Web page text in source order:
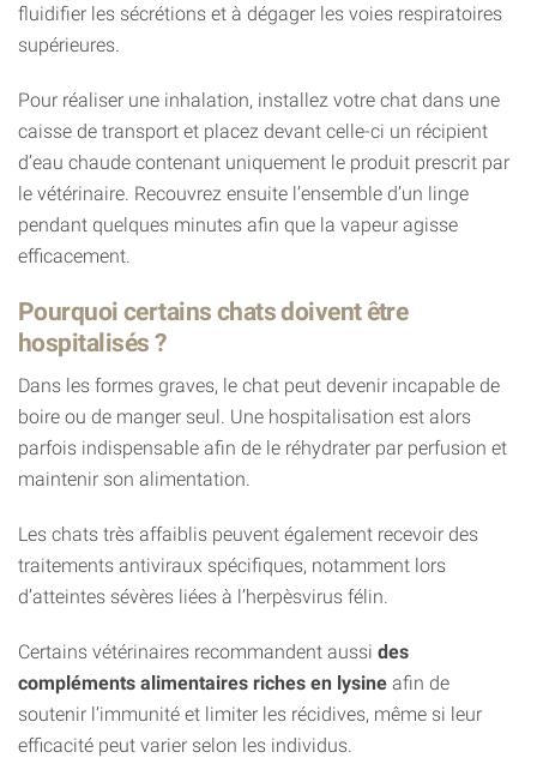
fluidifier les sécrétions et à dégager les voies respiratoires
supérieures.
Pour réaliser une inhalation, installez votre chat dans une
caisse de transport et placez devant celle-ci un récipient
d’eau chaude contenant uniquement le produit prescrit par
le vétérinaire. Recouvrez ensuite l’ensemble d’un linge
pendant quelques minutes afin que la vapeur agisse
efficacement.
Pourquoi certains chats doivent être
hospitalisés ?
Dans les formes graves, le chat peut devenir incapable de
boire ou de manger seul. Une hospitalisation est alors
parfois indispensable afin de le réhydrater par perfusion et
maintenir son alimentation.
Les chats très affaiblis peuvent également recevoir des
traitements antiviraux spécifiques, notamment lors
d’atteintes sévères liées à l’herpèsvirus félin.
Certains vétérinaires recommandent aussi des
compléments alimentaires riches en lysine afin de
soutenir l’immunité et limiter les récidives, même si leur
efficacité peut varier selon les individus.